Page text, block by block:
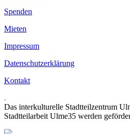
Spenden
Mieten
Impressum
Datenschutzerklärung
Kontakt
.
Das interkulturelle Stadtteilzentrum
Stadtteilarbeit Ulme35 werden